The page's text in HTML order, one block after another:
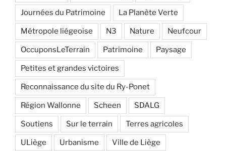
Journées du Patrimoine La Planète Verte
Métropole liégeoise N3 Nature Neufcour
OccuponsLeTerrain Patrimoine Paysage
Petites et grandes victoires
Reconnaissance du site du Ry-Ponet
Région Wallonne Scheen SDALG
Soutiens Sur le terrain Terres agricoles
ULiège Urbanisme Ville de Liège